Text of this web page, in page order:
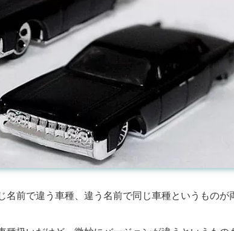
名前で違う車種、違う名前で同じ車種というものが